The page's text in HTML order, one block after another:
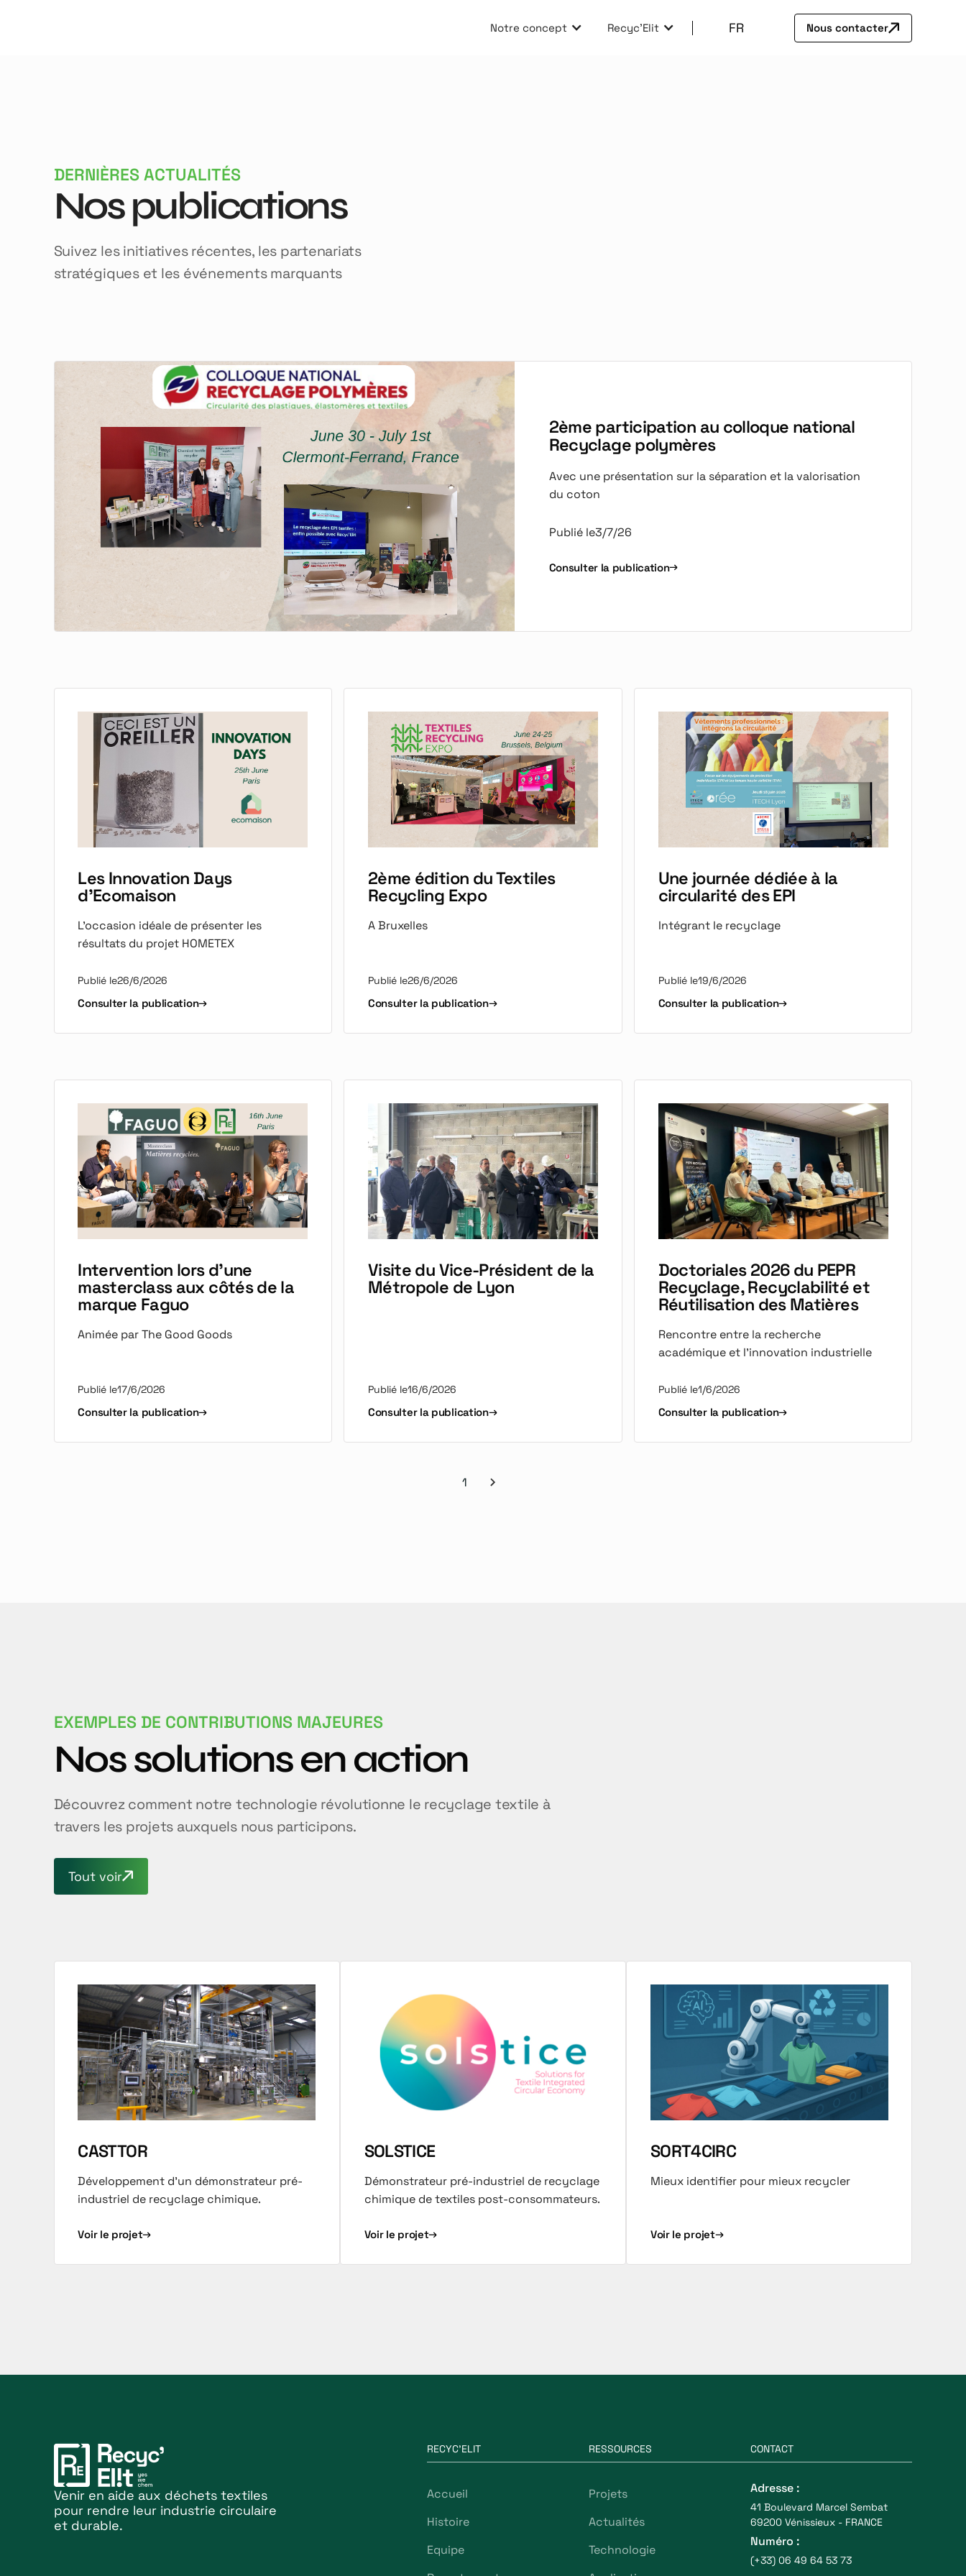
Notre concept Recyc'Elit FR Nous contacter
DERNIÈRES ACTUALITÉS
Nos publications
Suivez les initiatives récentes, les partenariats
stratégiques et les événements marquants
2ème participation au colloque national
Recyclage polymères
Avec une présentation sur la séparation et la valorisation
du coton
Publié le3/7/26
Consulter la publication
Les Innovation Days
d'Ecomaison
L'occasion idéale de présenter les
résultats du projet HOMETEX
Publié le26/6/2026
Consulter la publication
2ème édition du Textiles
Recycling Expo
A Bruxelles
Publié le26/6/2026
Consulter la publication
Une journée dédiée à la
circularité des EPI
Intégrant le recyclage
Publié le19/6/2026
Consulter la publication
Intervention lors d'une
masterclass aux côtés de la
marque Faguo
Animée par The Good Goods
Publié le17/6/2026
Consulter la publication
Visite du Vice-Président de la
Métropole de Lyon
Publié le16/6/2026
Consulter la publication
Doctoriales 2026 du PEPR
Recyclage, Recyclabilité et
Réutilisation des Matières
Rencontre entre la recherche
académique et l'innovation industrielle
Publié le1/6/2026
Consulter la publication
1
EXEMPLES DE CONTRIBUTIONS MAJEURES
Nos solutions en action
Découvrez comment notre technologie révolutionne le recyclage textile à
travers les projets auxquels nous participons.
Tout voir
CASTTOR
Développement d'un démonstrateur pré-
industriel de recyclage chimique.
Voir le projet
SOLSTICE
Démonstrateur pré-industriel de recyclage
chimique de textiles post-consommateurs.
Voir le projet
SORT4CIRC
Mieux identifier pour mieux recycler
Voir le projet
Venir en aide aux déchets textiles
pour rendre leur industrie circulaire
et durable.
RECYC'ELIT
Accueil
Histoire
Equipe
RESSOURCES
Projets
Actualités
Technologie
CONTACT
Adresse :
41 Boulevard Marcel Sembat
69200 Vénissieux - FRANCE
Numéro :
(+33) 06 49 64 53 73